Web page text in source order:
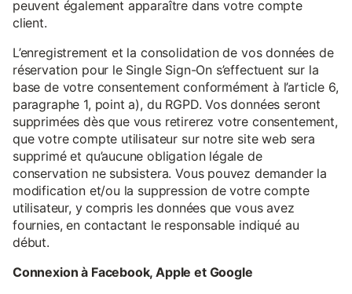
peuvent également apparaître dans votre compte
client.
L’enregistrement et la consolidation de vos données de
réservation pour le Single Sign-On s’effectuent sur la
base de votre consentement conformément à l’article 6,
paragraphe 1, point a), du RGPD. Vos données seront
supprimées dès que vous retirerez votre consentement,
que votre compte utilisateur sur notre site web sera
supprimé et qu’aucune obligation légale de
conservation ne subsistera. Vous pouvez demander la
modification et/ou la suppression de votre compte
utilisateur, y compris les données que vous avez
fournies, en contactant le responsable indiqué au
début.
Connexion à Facebook, Apple et Google